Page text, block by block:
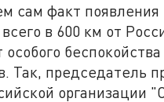
сам факт появления
в 600 км от
Так, председатель
организации